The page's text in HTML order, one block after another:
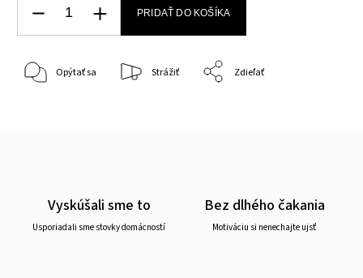
PRIDAŤ DO KOŠÍKA
Opýtať sa Strážiť Zdieľať
Vyskúšali sme to
Usporiadali sme stovky domácností
Bez dlhého čakania
Motiváciu si nenechajte ujsť